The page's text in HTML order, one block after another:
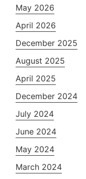
May 2026
April 2026
December 2025
August 2025
April 2025
December 2024
July 2024
June 2024
May 2024
March 2024